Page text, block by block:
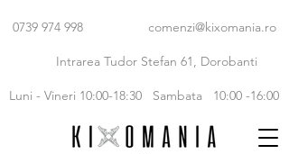
0739 974 998 comenzi@kixomania.ro
Intrarea Tudor Stefan 61, Dorobanti
Luni - Vineri 10:00-18:30 Sambata 10:00 -16:00